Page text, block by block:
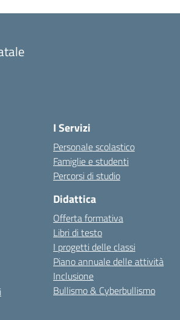
I Servizi
Personale scolastico
Famiglie e studenti
Percorsi di studio
Didattica
Offerta formativa
Libri di testo
I progetti delle classi
Piano annuale delle attività
Inclusione
Bullismo & Cyberbullismo